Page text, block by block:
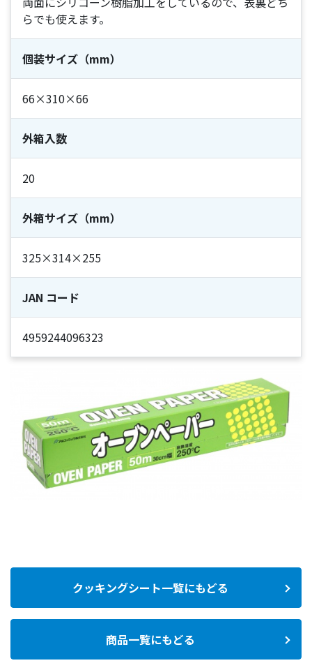
らでも使えます。
個装サイズ（mm）
66×310×66
外箱入数
20
外箱サイズ（mm）
325×314×255
JAN コード
4959244096323
クッキングシート一覧にもどる
商品一覧にもどる